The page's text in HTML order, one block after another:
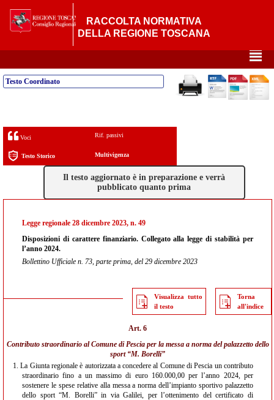
RACCOLTA NORMATIVA
DELLA REGIONE TOSCANA
²
Testo Coordinato
Voci Rif. passivi
Testo Storico Multivigenza
Il testo aggiornato è in preparazione e verrà
pubblicato quanto prima
Legge regionale 28 dicembre 2023, n. 49
Disposizioni di carattere finanziario. Collegato alla legge di stabilità per
l’anno 2024.
Bollettino Ufficiale n. 73, parte prima, del 29 dicembre 2023
Visualizza tutto
il testo
Torna
all'indice
Art. 6
Contributo straordinario al Comune di Pescia per la messa a norma del palazzetto dello
sport “M. Borelli”
1. La Giunta regionale è autorizzata a concedere al Comune di Pescia un contributo
straordinario fino a un massimo di euro 160.000,00 per l’anno 2024, per
sostenere le spese relative alla messa a norma dell’impianto sportivo palazzetto
dello sport “M. Borelli” in via Galilei, per l’ottenimento del certificato di